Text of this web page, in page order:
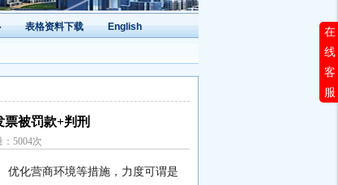
在
线
客
服
表格资料下载 English
被罚款+判刑
5004次
优化营商环境等措施，力度可谓是